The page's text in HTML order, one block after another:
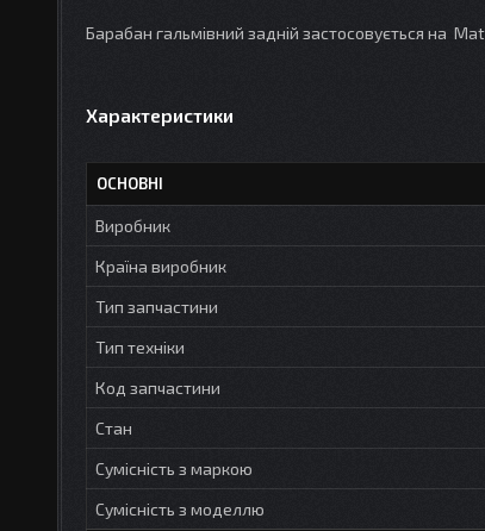
Барабан гальмівний задній застосовується на
Характеристики
ОСНОВНІ
Виробник
Країна виробник
Тип запчастини
Тип техніки
Код запчастини
Стан
Сумісність з маркою
Сумісність з моделлю